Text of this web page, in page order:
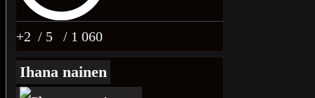
+2 / 5 / 1 060
Ihana nainen